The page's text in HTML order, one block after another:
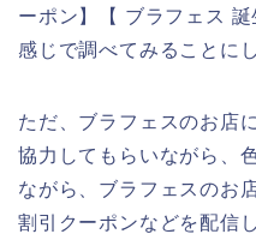
ーポン】【 ブラフェス
感じで調べてみることに
ただ、ブラフェスのお店
協力してもらいながら、
ながら、ブラフェスのお
割引クーポンなどを配信